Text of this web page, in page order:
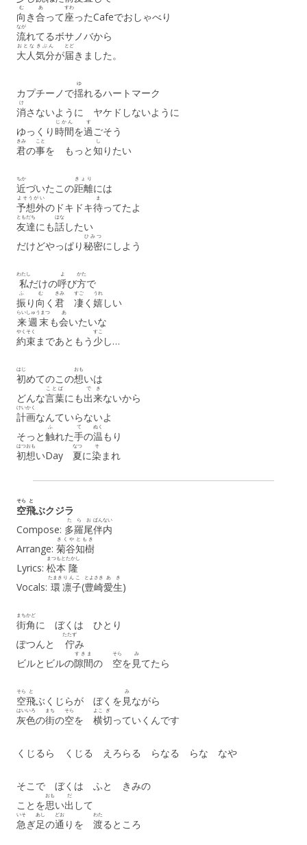
向
む
き合
あ
って座
すわ
ったCafeでおしゃべり
流
なが
れてるボサノバから
大人
おとな
気分
きぶん
が届
とど
きました。
カプチーノで揺
ゆ
れるハートマーク
消
け
さないように ヤケドしないように
ゆっくり時間
じかん
を過
す
ごそう
君
きみ
の事
こと
を もっと知
し
りたい
近
ちか
づいたこの距離
きょり
には
予想外
よそうがい
のドキドキ待
ま
ってたよ
友達
ともだち
にも話
はな
したい
だけどやっぱり秘密
ひみつ
にしよう
私
わたし
だけの呼
よ
び方
かた
で
振
ふ
り 向
む
く 君
きみ
凄
すご
く 嬉
うれ
しい
来週末
らいしゅうまつ
も会
あ
いたいな
約束
やくそく
まであともう 少
すこ
し…
初
はじ
めてのこの想
おも
いは
どんな言葉
ことば
にも出
で
来
き
ないから
計画
けいかく
なんていらないよ
そっと触
ふ
れた手
て
の温
ぬく
もり
初
はつ
想
おも
いDay 夏
なつ
に染
そ
まれ
空
そら
飛
と
ぶクジラ
Compose: 多羅尾
たらお
伴内
ばんない
Arrange: 菊谷
きくや
知樹
ともき
Lyrics: 松本
まつもと
隆
たかし
Vocals: 環
たまき
凛子
りんこ
(豊崎
とよさき
愛生
あき
)
街角
まちかど
に ぼくは ひとり
ぽつんと 佇
たたず
み
ビルとビルの隙間
すきま
の 空
そら
を 見
み
てたら
空
そら
飛
と
ぶくじらが ぼくを 見
み
ながら
灰色
はいいろ
の街
まち
の空
そら
を 横
よこ
切
ぎ
っていくんです
くじるら くじる えろらる らなる らな なや
そこで ぼくは ふと きみの
ことを思
おも
い出
だ
して
急
いそ
ぎ足
あし
の通
どお
りを 渡
わた
るところ